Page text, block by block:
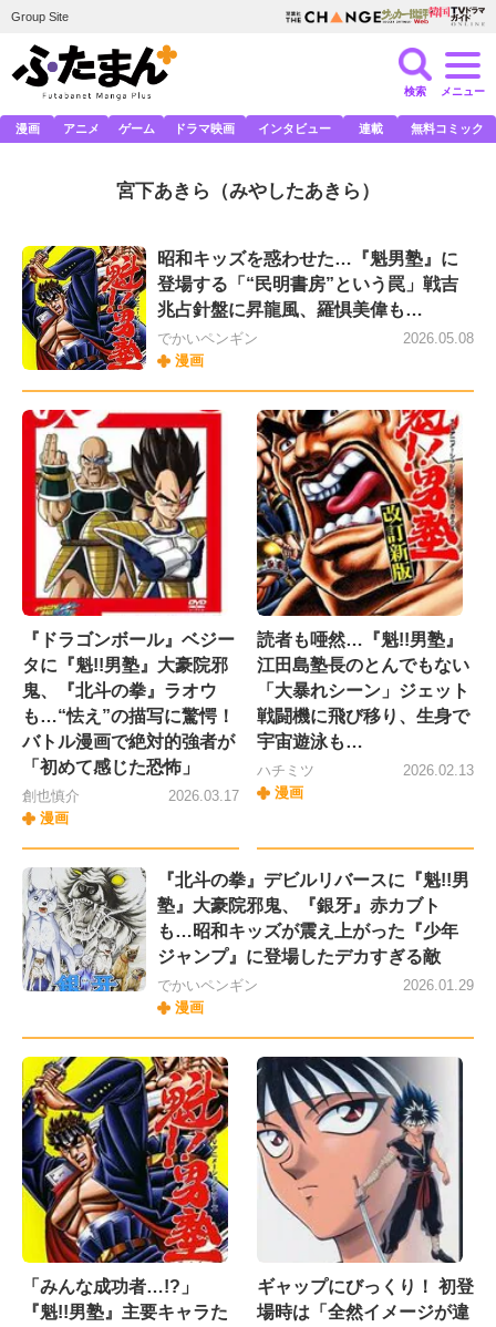
Group Site
検索 メニュー
漫画 アニメ ゲーム ドラマ映画 インタビュー 連載 無料コミック
宮下あきら （みやしたあきら）
昭和キッズを惑わせた…『魁男塾』に
登場する「“民明書房”という罠」戦吉
兆占針盤に昇龍風、羅惧美偉も…
でかいペンギン
漫画
2026.05.08
『ドラゴンボール』ベジー
タに『魁!!男塾』大豪院邪
鬼、『北斗の拳』ラオウ
も…“怯え”の描写に驚愕！
バトル漫画で絶対的強者が
「初めて感じた恐怖」
創也慎介
漫画
2026.03.17
読者も唖然…『魁!!男塾』
江田島塾長のとんでもない
「大暴れシーン」ジェット
戦闘機に飛び移り、生身で
宇宙遊泳も…
ハチミツ
漫画
2026.02.13
『北斗の拳』デビルリバースに『魁!!男
塾』大豪院邪鬼、『銀牙』赤カブト
も…昭和キッズが震え上がった『少年
ジャンプ』に登場したデカすぎる敵
でかいペンギン
漫画
2026.01.29
「みんな成功者…!?」
『魁!!男塾』主要キャラた
ギャップにびっくり！ 初登
場時は「全然イメージが違